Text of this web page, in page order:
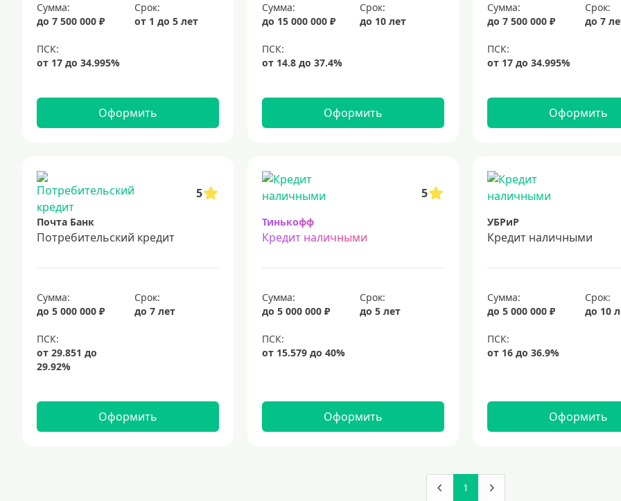
Сумма:
до 7 500 000 ₽
Срок:
от 1 до 5 лет
Оформить
Сумма:
до 15 000 000 ₽
Срок:
до 10 лет
Оформить
Сумма:
до 7 500 000 ₽
Срок:
до 7
Оформить
5
Почта Банк
Потребительский кредит
Сумма:
до 5 000 000 ₽
Срок:
до 7 лет
Оформить
5
Тинькофф
Кредит наличными
Сумма:
до 5 000 000 ₽
Срок:
до 5 лет
Оформить
УБРиР
Кредит наличными
Сумма:
до 5 000 000 ₽
Срок:
до 10
Оформить
1